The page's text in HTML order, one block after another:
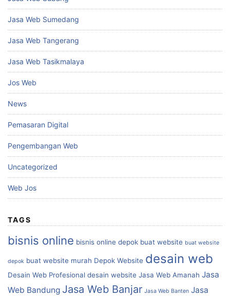
Jasa Web Sumedang
Jasa Web Tangerang
Jasa Web Tasikmalaya
Jos Web
News
Pemasaran Digital
Pengembangan Web
Uncategorized
Web Jos
TAGS
bisnis online bisnis online depok buat website buat website
depok buat website murah Depok Website desain web
Desain Web Profesional desain website Jasa Web Amanah Jasa
Web Bandung Jasa Web Banjar Jasa Web Banten Jasa